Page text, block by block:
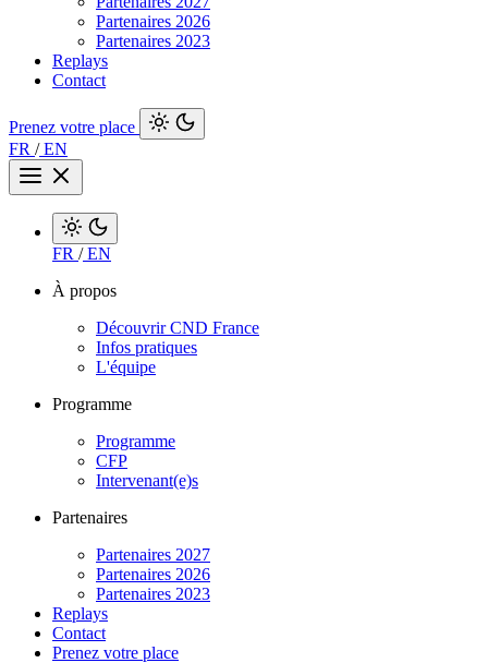
Partenaires 2026
Partenaires 2023
Replays
Contact
Prenez votre place
FR /EN
FR /EN
À propos
Découvrir CND France
Infos pratiques
L'équipe
Programme
Programme
CFP
Intervenant(e)s
Partenaires
Partenaires 2027
Partenaires 2026
Partenaires 2023
Replays
Contact
Prenez votre place